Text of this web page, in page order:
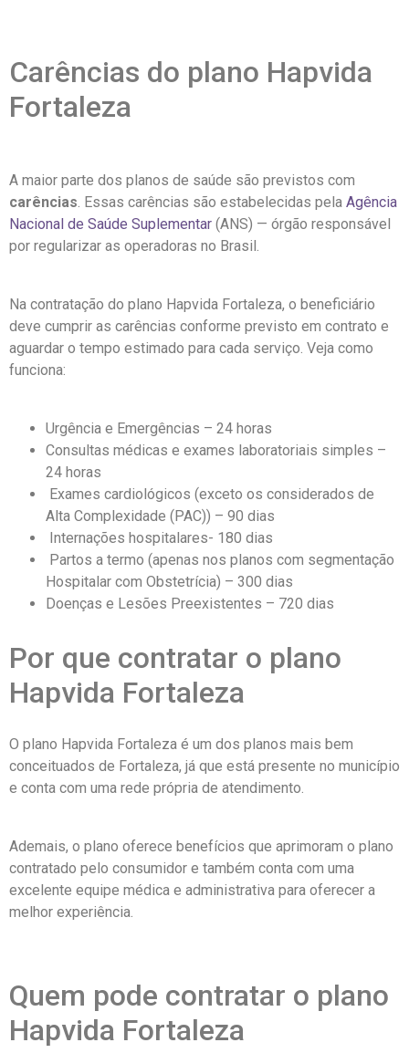
Carências do plano Hapvida
Fortaleza
A maior parte dos planos de saúde são previstos com
carências. Essas carências são estabelecidas pela Agência
Nacional de Saúde Suplementar (ANS) — órgão responsável
por regularizar as operadoras no Brasil.
Na contratação do plano Hapvida Fortaleza, o beneficiário
deve cumprir as carências conforme previsto em contrato e
aguardar o tempo estimado para cada serviço. Veja como
funciona:
Urgência e Emergências – 24 horas
Consultas médicas e exames laboratoriais simples –
24 horas
Exames cardiológicos (exceto os considerados de
Alta Complexidade (PAC)) – 90 dias
Internações hospitalares- 180 dias
Partos a termo (apenas nos planos com segmentação
Hospitalar com Obstetrícia) – 300 dias
Doenças e Lesões Preexistentes – 720 dias
Por que contratar o plano
Hapvida Fortaleza
O plano Hapvida Fortaleza é um dos planos mais bem
conceituados de Fortaleza, já que está presente no município
e conta com uma rede própria de atendimento.
Ademais, o plano oferece benefícios que aprimoram o plano
contratado pelo consumidor e também conta com uma
excelente equipe médica e administrativa para oferecer a
melhor experiência.
Quem pode contratar o plano
Hapvida Fortaleza